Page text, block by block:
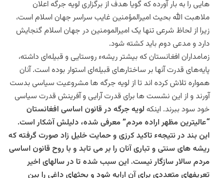
هایی را به بار آورده که گویا هدف از برگزاری لویه جرگه اعلان
ملاهبت الله بحیث امیرالمؤمنین غایب سراسر جهان اسلام است‌،
زیرا از لحاظ شرعی تنها یک امیرالمومنین در جهان اسلام گنجایش
دارد و مدعی دوم باید کشته شود.
زمامداران افغانستان که بیشتر ریشهء روستایی و قبیله‌ای داشته‌،
پایه‌های قدرت آنها بر ساختارهای قبیله‌ای استوار بوده است. آنان
همواره تلاش کرده اند تا از لویه جرگه ها مشروعيت سیاسی بدست
آورند و از این نشست ها برای قدرت آرایی و آفرینش قدرت سیاسی
خود سود ببرند. اینکه لویه جرگه در قانون اساسی افغانستان
“عالی‎ترین مظهر اراده مردم” معرفی شده، دلیلش آشکار است.
این بند در نتیجهء تاکید کرزی و حمایت خلیل زاد صورت گرفته که
ریشه های سنتی و تباری آنان را بر می تابد و با روح قانون اساسی
مردم سالار سازگار نیست. این سبب شده تا در سال‎های اخیر
تعریف‎های متعددی برای آن ارايه شود و بحث‎های داغی را بین